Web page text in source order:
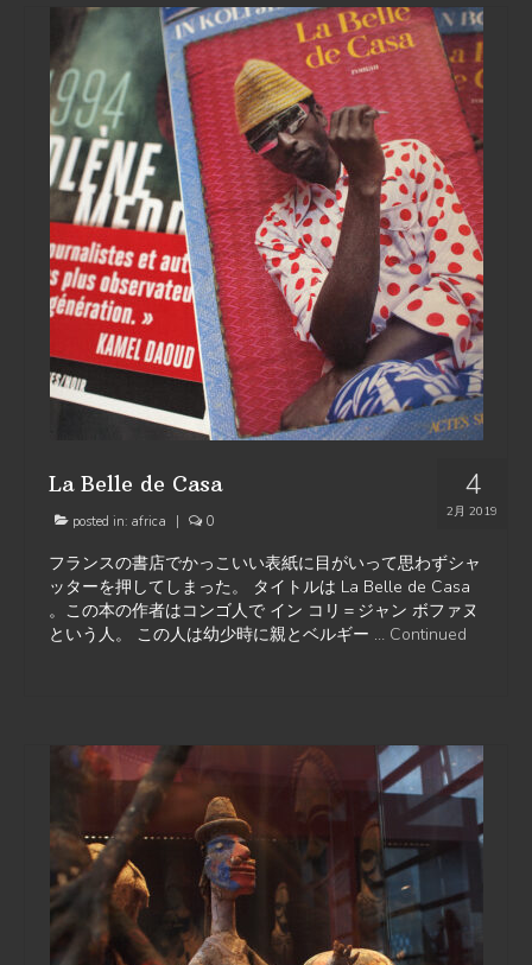
4
2月 2019
La Belle de Casa
posted in: africa 0
フランスの書店でかっこいい表紙に目がいって思わずシャ
ッターを押してしまった。 タイトルは La Belle de Casa
。この本の作者はコンゴ人で イン コリ＝ジャン ボファヌ
という人。 この人は幼少時に親とベルギー … Continued